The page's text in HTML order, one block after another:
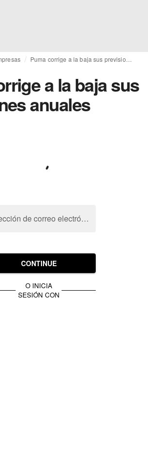
a la baja sus
anuales
Dirección de correo electrónico
CONTINUE
O INICIA
SESIÓN CON